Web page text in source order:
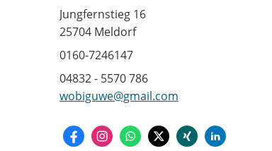
Jungfernstieg 16
25704 Meldorf
0160-7246147
04832 - 5570 786
wobiguwe@gmail.com